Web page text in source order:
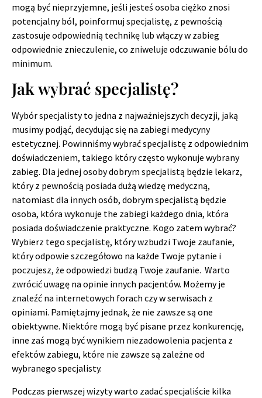
mogą być nieprzyjemne, jeśli jesteś osoba ciężko znosi
potencjalny ból, poinformuj specjalistę, z pewnością
zastosuje odpowiednią technikę lub włączy w zabieg
odpowiednie znieczulenie, co zniweluje odczuwanie bólu do
minimum.
Jak wybrać specjalistę?
Wybór specjalisty to jedna z najważniejszych decyzji, jaką
musimy podjąć, decydując się na zabiegi medycyny
estetycznej. Powinniśmy wybrać specjalistę z odpowiednim
doświadczeniem, takiego który często wykonuje wybrany
zabieg. Dla jednej osoby dobrym specjalistą będzie lekarz,
który z pewnością posiada dużą wiedzę medyczną,
natomiast dla innych osób, dobrym specjalistą będzie
osoba, która wykonuje the zabiegi każdego dnia, która
posiada doświadczenie praktyczne. Kogo zatem wybrać?
Wybierz tego specjalistę, który wzbudzi Twoje zaufanie,
który odpowie szczegółowo na każde Twoje pytanie i
poczujesz, że odpowiedzi budzą Twoje zaufanie. Warto
zwrócić uwagę na opinie innych pacjentów. Możemy je
znaleźć na internetowych forach czy w serwisach z
opiniami. Pamiętajmy jednak, że nie zawsze są one
obiektywne. Niektóre mogą być pisane przez konkurencję,
inne zaś mogą być wynikiem niezadowolenia pacjenta z
efektów zabiegu, które nie zawsze są zależne od
wybranego specjalisty.
Podczas pierwszej wizyty warto zadać specjaliście kilka